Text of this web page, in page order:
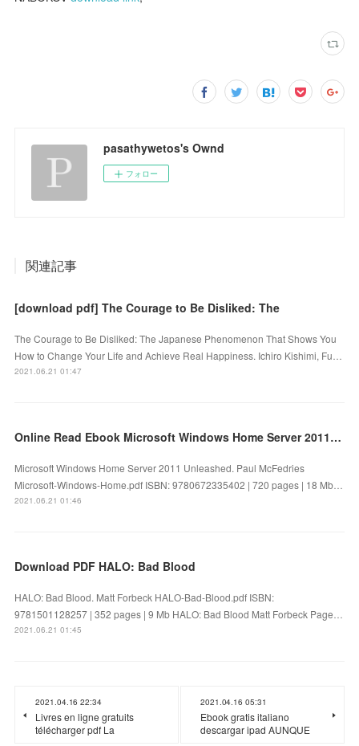
pasathywetos's Ownd
フォロー
関連記事
[download pdf] The Courage to Be Disliked: The
The Courage to Be Disliked: The Japanese Phenomenon That Shows You
How to Change Your Life and Achieve Real Happiness. Ichiro Kishimi, Fu…
2021.06.21 01:47
Online Read Ebook Microsoft Windows Home Server 2011 Unleashed
Microsoft Windows Home Server 2011 Unleashed. Paul McFedries
Microsoft-Windows-Home.pdf ISBN: 9780672335402 | 720 pages | 18 Mb…
2021.06.21 01:46
Download PDF HALO: Bad Blood
HALO: Bad Blood. Matt Forbeck HALO-Bad-Blood.pdf ISBN:
9781501128257 | 352 pages | 9 Mb HALO: Bad Blood Matt Forbeck Page…
2021.06.21 01:45
2021.04.16 22:34
Livres en ligne gratuits
télécharger pdf La
2021.04.16 05:31
Ebook gratis italiano
descargar ipad AUNQUE